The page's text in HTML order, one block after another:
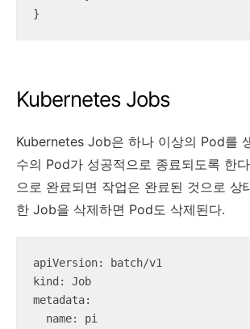
}
Kubernetes Jobs
Kubernetes Job은 하나 이상의 Pod를
수의 Pod가 성공적으로 종료되도록 한
으로 완료되면 작업은 완료된 것으로 상
한 Job을 삭제하면 Pod도 삭제된다.
kind
metadata: